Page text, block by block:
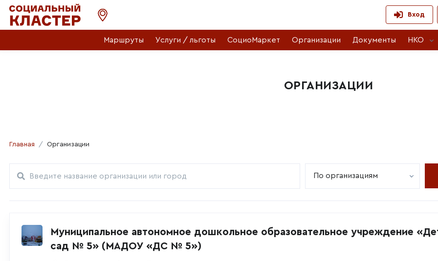
Вход
Маршруты Услуги / льготы СоциоМаркет Организации Документы НКО
ОРГАНИЗАЦИИ
Главная Организации
По организациям
Муниципальное автономное дошкольное образовательное учреждение
сад № 5» (МАДОУ «ДС № 5»)